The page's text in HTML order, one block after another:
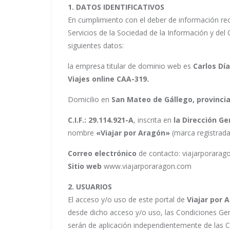
1. DATOS IDENTIFICATIVOS
En cumplimiento con el deber de información
Servicios de la Sociedad de la Información y
siguientes datos:
la empresa titular de dominio web es Carlos
Viajes online CAA-319.
Domicilio en San Mateo de Gállego,
C.I.F.: 29.114.921-A, inscrita en la Dirección
nombre «Viajar por Aragón» (marca
Correo electrónico de contacto:
Sitio web www.viajarporaragon.com
2. USUARIOS
El acceso y/o uso de este portal de Viajar por
desde dicho acceso y/o uso, las Condiciones
serán de aplicación independientemente de las